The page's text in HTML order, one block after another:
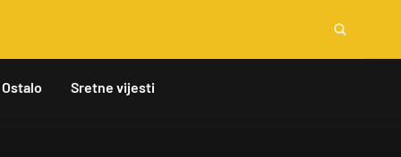
Ostalo Sretne vijesti